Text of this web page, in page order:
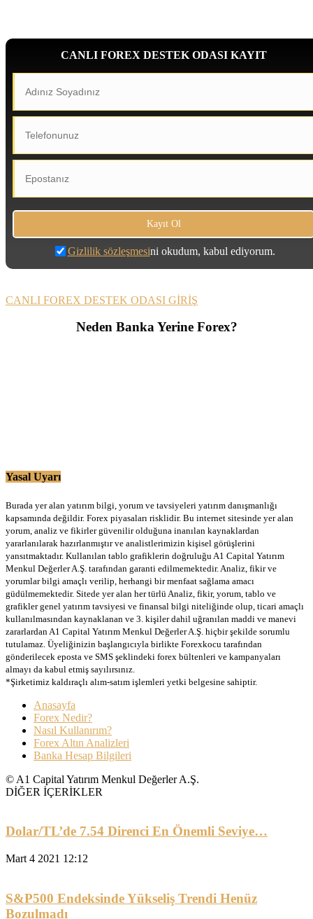
CANLI FOREX DESTEK ODASI KAYIT
Gizlilik sözleşmesini okudum, kabul ediyorum.
CANLI FOREX DESTEK ODASI GİRİŞ
Neden Banka Yerine Forex?
Yasal Uyarı
Burada yer alan yatırım bilgi, yorum ve tavsiyeleri yatırım danışmanlığı
kapsamında değildir. Forex piyasaları risklidir. Bu internet sitesinde yer alan
yorum, analiz ve fikirler güvenilir olduğuna inanılan kaynaklardan
yararlanılarak hazırlanmıştır ve analistlerimizin kişisel görüşlerini
yansıtmaktadır. Kullanılan tablo grafiklerin doğruluğu A1 Capital Yatırım
Menkul Değerler A.Ş. tarafından garanti edilmemektedir. Analiz, fikir ve
yorumlar bilgi amaçlı verilip, herhangi bir menfaat sağlama amacı
güdülmemektedir. Sitede yer alan her türlü Analiz, fikir, yorum, tablo ve
grafikler genel yatırım tavsiyesi ve finansal bilgi niteliğinde olup, ticari amaçlı
kullanılmasından kaynaklanan ve 3. kişiler dahil uğranılan maddi ve manevi
zararlardan A1 Capital Yatırım Menkul Değerler A.Ş. hiçbir şekilde sorumlu
tutulamaz. Üyeliğinizin başlangıcıyla birlikte Forexkocu tarafından
gönderilecek eposta ve SMS şeklindeki forex bültenleri ve kampanyaları
almayı da kabul etmiş sayılırsınız.
*Şirketimiz kaldıraçlı alım-satım işlemleri yetki belgesine sahiptir.
Anasayfa
Forex Nedir?
Nasıl Kullanırım?
Forex Altın Analizleri
Banka Hesap Bilgileri
© A1 Capital Yatırım Menkul Değerler A.Ş.
DİĞER İÇERİKLER
Dolar/TL’de 7.54 Direnci En Önemli Seviye…
Mart 4 2021 12:12
S&P500 Endeksinde Yükseliş Trendi Henüz
Bozulmadı